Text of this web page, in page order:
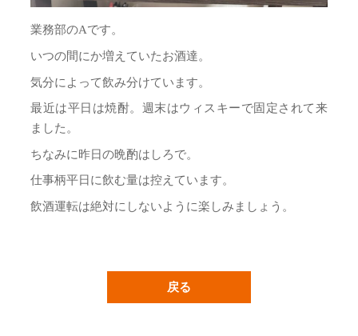
業務部のAです。
いつの間にか増えていたお酒達。
気分によって飲み分けています。
最近は平日は焼酎。週末はウィスキーで固定されて来
ました。
ちなみに昨日の晩酌はしろで。
仕事柄平日に飲む量は控えています。
飲酒運転は絶対にしないように楽しみましょう。
戻る